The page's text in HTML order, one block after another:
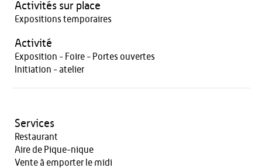
Activités sur place
Expositions temporaires
Activité
Exposition - Foire - Portes ouvertes
Initiation - atelier
Services
Restaurant
Aire de Pique-nique
Vente à emporter le midi